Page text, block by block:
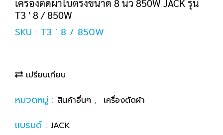
เครื่องตัดผ้าใบตรงขนาด 8 นิ้ว 850W JACK รุ่น
T3 ' 8 / 850W
SKU : T3 ' 8 / 850W
เปรียบเทียบ
หมวดหมู่ : สินค้าอื่นๆ , เครื่องตัดผ้า
แบรนด์ : JACK